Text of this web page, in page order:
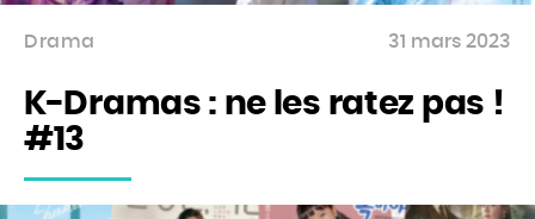
Drama
K-Dramas : ne les ratez pas !
#13
31 mars 2023